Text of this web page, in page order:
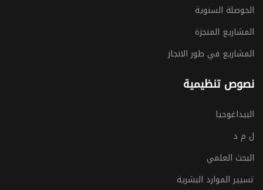
الحوصلة السنوية
المشاريع المنجزة
المشاريع في طور الانجاز
نصوص تنظيمية
البيداغوجيا
ل م د
البحث العلمي
تسيير الموارد البشرية